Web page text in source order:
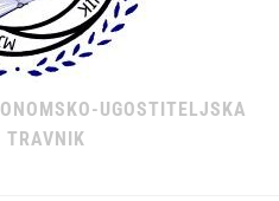
UGOSTITELJSKA
TRAVNIK